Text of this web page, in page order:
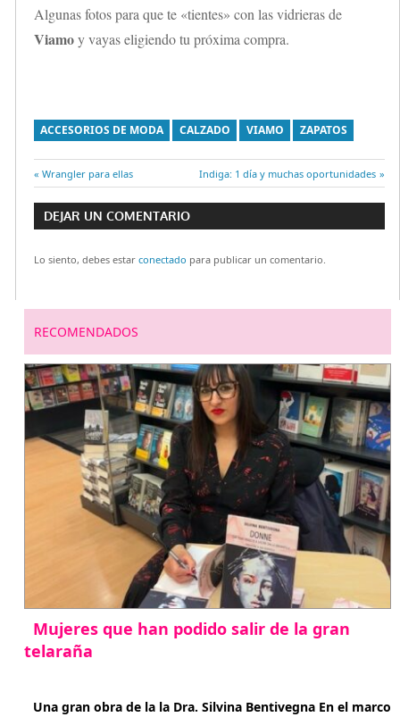
Algunas fotos para que te «tientes» con las vidrieras de
Viamoy vayas eligiendo tu próxima compra.
ACCESORIOS DE MODA CALZADO VIAMO ZAPATOS
Navegación
de
entradas
Entrada
anterior:
Wrangler para ellas
Entrada
siguiente:
Indiga: 1 día y muchas oportunidades
DEJAR UN COMENTARIO
Lo siento, debes estar conectado para publicar un comentario.
RECOMENDADOS
Mujeres que han podido salir de la gran
telaraña
Una gran obra de la la Dra. Silvina Bentivegna En el marco